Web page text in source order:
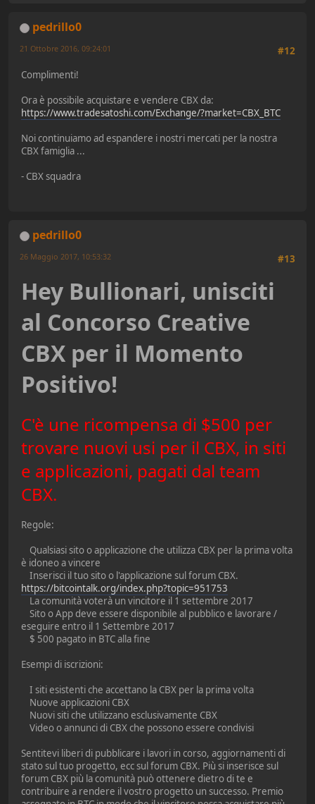
pedrillo0
#12
21 Ottobre 2016, 09:24:01
Complimenti!
Ora è possibile acquistare e vendere CBX da:
https://www.tradesatoshi.com/Exchange/?market=CBX_BTC
Noi continuiamo ad espandere i nostri mercati per la nostra
CBX famiglia ...
- CBX squadra
pedrillo0
#13
26 Maggio 2017, 10:53:32
Hey Bullionari, unisciti
al Concorso Creative
CBX per il Momento
Positivo!
C'è une ricompensa di $500 per
trovare nuovi usi per il CBX, in siti
e applicazioni, pagati dal team
CBX.
Regole:
Qualsiasi sito o applicazione che utilizza CBX per la prima volta
è idoneo a vincere
Inserisci il tuo sito o l'applicazione sul forum CBX.
https://bitcointalk.org/index.php?topic=951753
La comunità voterà un vincitore il 1 settembre 2017
Sito o App deve essere disponibile al pubblico e lavorare /
eseguire entro il 1 Settembre 2017
$ 500 pagato in BTC alla fine
Esempi di iscrizioni:
I siti esistenti che accettano la CBX per la prima volta
Nuove applicazioni CBX
Nuovi siti che utilizzano esclusivamente CBX
Video o annunci di CBX che possono essere condivisi
Sentitevi liberi di pubblicare i lavori in corso, aggiornamenti di
stato sul tuo progetto, ecc sul forum CBX. Più si inserisce sul
forum CBX più la comunità può ottenere dietro di te e
contribuire a rendere il vostro progetto un successo. Premio